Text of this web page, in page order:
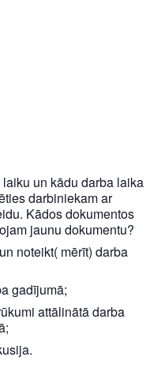
un kādu darba laika
darbiniekam ar
Kādos dokumentos
jaunu dokumentu?
noteikt( mērīt) darba
gadījumā;
attālinātā darba